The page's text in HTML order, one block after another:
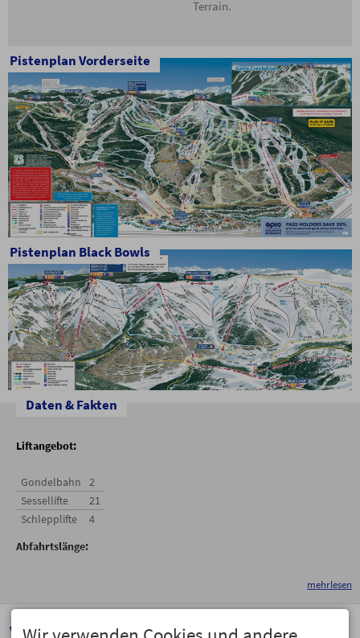
Terrain.
Pistenplan Vorderseite
Pistenplan Black Bowls
Daten & Fakten
Liftangebot:
Gondelbahn
2
Sessellifte
21
Schlepplifte
4
Abfahrtslänge:
Höhe:
mehrlesen
Video